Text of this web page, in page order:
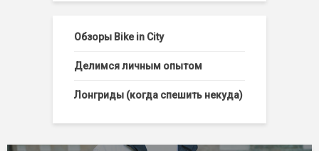
Обзоры Bike in City
Делимся личным опытом
Лонгриды (когда спешить некуда)